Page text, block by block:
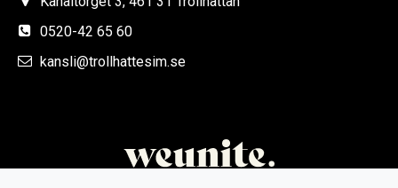
0520-42 65 60
kansli@trollhattesim.se